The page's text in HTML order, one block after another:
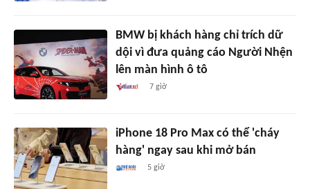
BMW bị khách hàng chỉ trích dữ
dội vì đưa quảng cáo Người Nhện
lên màn hình ô tô
7 giờ
iPhone 18 Pro Max có thể 'cháy
hàng' ngay sau khi mở bán
5 giờ